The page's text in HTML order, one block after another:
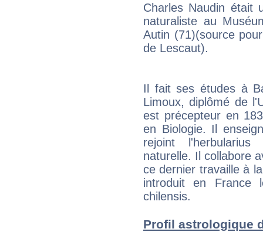
Charles Naudin était
naturaliste au
Autin (71)(source
de Lescaut).
Il fait ses études à
Limoux, diplômé de
est précepteur en
en Biologie. Il
rejoint
naturelle. Il collabore
ce dernier travaille à
introduit en France
chilensis.
Profil astrologique